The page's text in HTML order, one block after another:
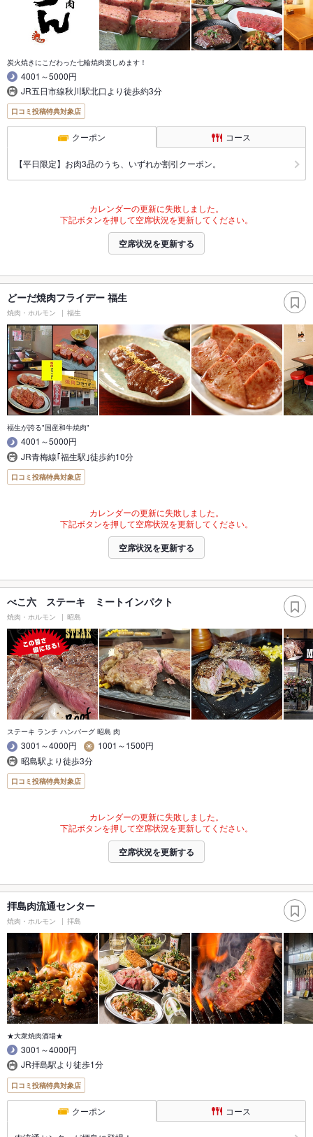
炭火焼きにこだわった七輪焼肉楽しめます！
4001～5000円
JR五日市線秋川駅北口より徒歩約3分
口コミ投稿特典対象店
クーポン コース
【平日限定】お肉3品のうち、いずれか割引クーポン。
カレンダーの更新に失敗しました。
下記ボタンを押して空席状況を更新してください。
空席状況を更新する
どーだ焼肉フライデー 福生
焼肉・ホルモン 福生
福生が誇る"国産和牛焼肉"
4001～5000円
JR青梅線｢福生駅｣徒歩約10分
口コミ投稿特典対象店
カレンダーの更新に失敗しました。
下記ボタンを押して空席状況を更新してください。
空席状況を更新する
べこ六 ステーキ ミートインパクト
焼肉・ホルモン 昭島
ステーキ ランチ ハンバーグ 昭島 肉
3001～4000円
1001～1500円
昭島駅より徒歩3分
口コミ投稿特典対象店
カレンダーの更新に失敗しました。
下記ボタンを押して空席状況を更新してください。
空席状況を更新する
拝島肉流通センター
焼肉・ホルモン 拝島
★大衆焼肉酒場★
3001～4000円
JR拝島駅より徒歩1分
口コミ投稿特典対象店
クーポン コース